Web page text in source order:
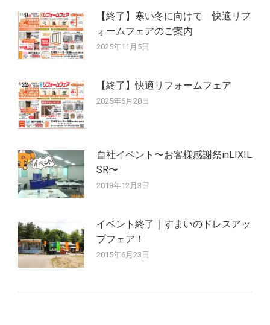
【終了】寒い冬に向けて 快適リフ
ォームフェアのご案内
2025年11月5日
【終了】快適リフォームフェア
2025年6月20日
自社イベント〜お客様感謝祭inLIXIL
SR〜
2018年12月3日
イベント終了｜すまいのドレスアッ
プフェア！
2015年6月23日